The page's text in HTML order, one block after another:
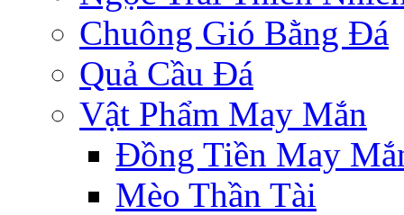
Chuông Gió Bằng Đá
Quả Cầu Đá
Vật Phẩm May Mắn
Đồng Tiền May
Mèo Thần Tài